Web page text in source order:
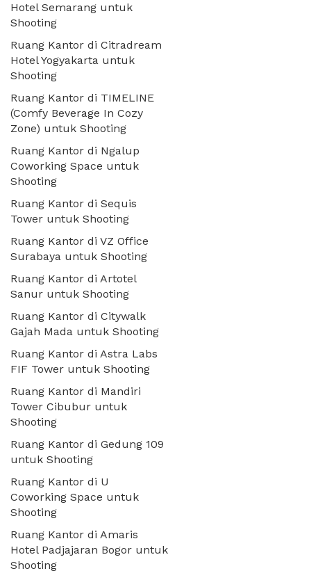
Hotel Semarang untuk
Shooting
Ruang Kantor di Citradream
Hotel Yogyakarta untuk
Shooting
Ruang Kantor di TIMELINE
(Comfy Beverage In Cozy
Zone) untuk Shooting
Ruang Kantor di Ngalup
Coworking Space untuk
Shooting
Ruang Kantor di Sequis
Tower untuk Shooting
Ruang Kantor di VZ Office
Surabaya untuk Shooting
Ruang Kantor di Artotel
Sanur untuk Shooting
Ruang Kantor di Citywalk
Gajah Mada untuk Shooting
Ruang Kantor di Astra Labs
FIF Tower untuk Shooting
Ruang Kantor di Mandiri
Tower Cibubur untuk
Shooting
Ruang Kantor di Gedung 109
untuk Shooting
Ruang Kantor di U
Coworking Space untuk
Shooting
Ruang Kantor di Amaris
Hotel Padjajaran Bogor untuk
Shooting